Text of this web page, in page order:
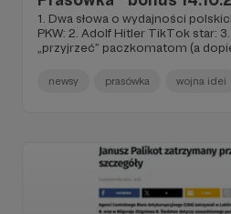
1. Dwa słowa o wydajności
PKW: 2. Adolf Hitler TikTok star:
„przyjrzeć” paczkomatom (a
Kijów gotowy na ustępstwa,
podbój: 6. Litwa się fortyfikuje: 7.
newsy prasówka wojna idei